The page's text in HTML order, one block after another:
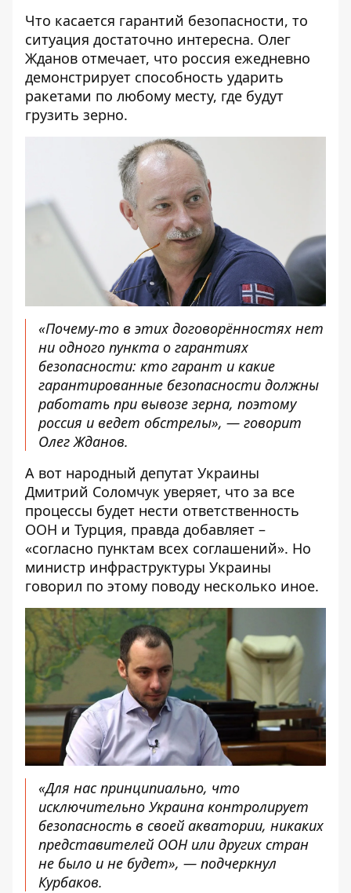
Что касается гарантий безопасности, то
ситуация достаточно интересна. Олег
Жданов отмечает, что россия ежедневно
демонстрирует способность ударить
ракетами по любому месту, где будут
грузить зерно.
«Почему-то в этих договорённостях нет
ни одного пункта о гарантиях
безопасности: кто гарант и какие
гарантированные безопасности должны
работать при вывозе зерна, поэтому
россия и ведет обстрелы», — говорит
Олег Жданов.
А вот народный депутат Украины
Дмитрий Соломчук уверяет, что за все
процессы будет нести ответственность
ООН и Турция, правда добавляет –
«согласно пунктам всех соглашений». Но
министр инфраструктуры Украины
говорил по этому поводу несколько иное.
«Для нас принципиально, что
исключительно Украина контролирует
безопасность в своей акватории, никаких
представителей ООН или других стран
не было и не будет», — подчеркнул
Курбаков.